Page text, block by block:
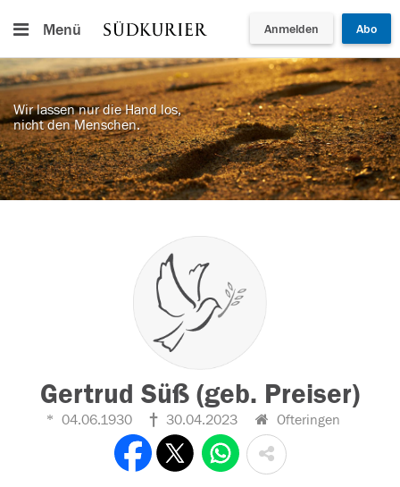
Menü Anmelden Abo
Wir lassen nur die Hand los,
nicht den Menschen.
Gertrud Süß (geb. Preiser)
04.06.1930 30.04.2023 Ofteringen